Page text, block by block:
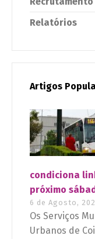
Relatórios
Artigos
condiciona
próximo
6 de Agosto,
Os Serviços
Urbanos de